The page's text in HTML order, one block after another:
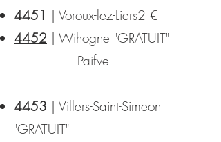
4451 | Voroux-lez-Liers2 €
4452 | Wihogne "GRATUIT"
Paifve
4453 | Villers-Saint-Simeon
"GRATUIT"